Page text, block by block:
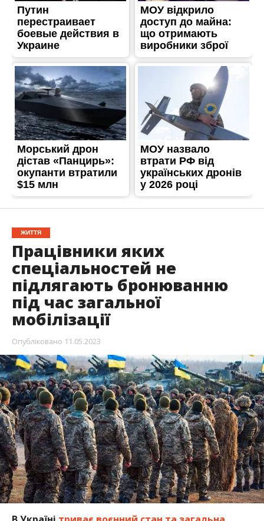
ЖИТТЯ
Працівники яких
спеціальностей не
підлягають бронюванню
під час загальної
мобілізації
Опубліковано 11.05.2023